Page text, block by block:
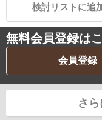
検討リストに追
無料会員登録は
会員登録
さ